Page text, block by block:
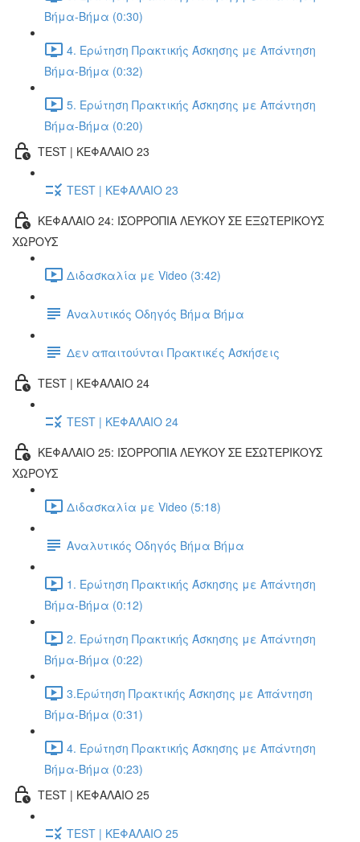
Βήμα-Βήμα (0:30)
4. Ερώτηση Πρακτικής Άσκησης με Απάντηση
Βήμα-Βήμα (0:32)
5. Ερώτηση Πρακτικής Άσκησης με Απάντηση
Βήμα-Βήμα (0:20)
TEST | ΚΕΦΑΛΑΙΟ 23
TEST | ΚΕΦΑΛΑΙΟ 23
ΚΕΦΑΛΑΙΟ 24: ΙΣΟΡΡΟΠΙΑ ΛΕΥΚΟΥ ΣΕ ΕΞΩΤΕΡΙΚΟΥΣ
ΧΩΡΟΥΣ
Διδασκαλία με Video (3:42)
Αναλυτικός Οδηγός Βήμα Βήμα
Δεν απαιτούνται Πρακτικές Ασκήσεις
TEST | ΚΕΦΑΛΑΙΟ 24
TEST | ΚΕΦΑΛΑΙΟ 24
ΚΕΦΑΛΑΙΟ 25: ΙΣΟΡΡΟΠΙΑ ΛΕΥΚΟΥ ΣΕ ΕΣΩΤΕΡΙΚΟΥΣ
ΧΩΡΟΥΣ
Διδασκαλία με Video (5:18)
Αναλυτικός Οδηγός Βήμα Βήμα
1. Ερώτηση Πρακτικής Άσκησης με Απάντηση
Βήμα-Βήμα (0:12)
2. Ερώτηση Πρακτικής Άσκησης με Απάντηση
Βήμα-Βήμα (0:22)
3.Ερώτηση Πρακτικής Άσκησης με Απάντηση
Βήμα-Βήμα (0:31)
4. Ερώτηση Πρακτικής Άσκησης με Απάντηση
Βήμα-Βήμα (0:23)
TEST | ΚΕΦΑΛΑΙΟ 25
TEST | ΚΕΦΑΛΑΙΟ 25